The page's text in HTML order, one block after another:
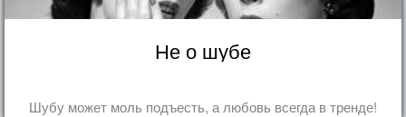
Не о шубе
Шубу может моль подъесть, а любовь всегда в тренде!